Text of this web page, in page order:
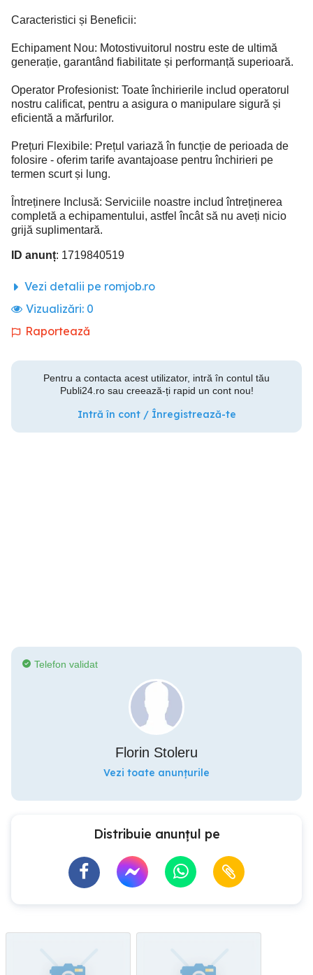
Caracteristici și Beneficii:
Echipament Nou: Motostivuitorul nostru este de ultimă
generație, garantând fiabilitate și performanță superioară.
Operator Profesionist: Toate închirierile includ operatorul
nostru calificat, pentru a asigura o manipulare sigură și
eficientă a mărfurilor.
Prețuri Flexibile: Prețul variază în funcție de perioada de
folosire - oferim tarife avantajoase pentru închirieri pe
termen scurt și lung.
Întreținere Inclusă: Serviciile noastre includ întreținerea
completă a echipamentului, astfel încât să nu aveți nicio
grijă suplimentară.
ID anunț: 1719840519
Vezi detalii pe romjob.ro
Vizualizări: 0
Raportează
Pentru a contacta acest utilizator, intră în contul tău
Publi24.ro sau creează-ți rapid un cont nou!
Intră în cont / Înregistrează-te
Telefon validat
Florin Stoleru
Vezi toate anunțurile
Distribuie anunțul pe